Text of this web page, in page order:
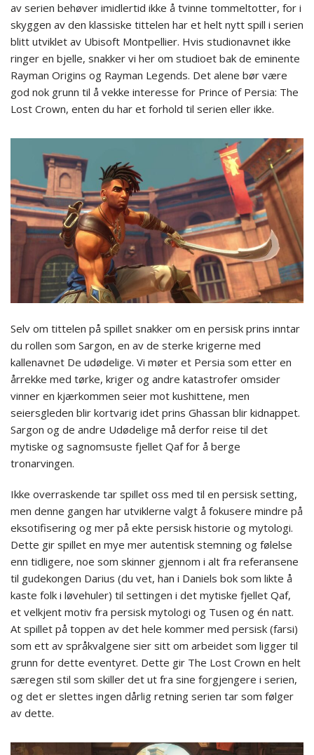
av serien behøver imidlertid ikke å tvinne tommeltotter, for i
skyggen av den klassiske tittelen har et helt nytt spill i serien
blitt utviklet av Ubisoft Montpellier. Hvis studionavnet ikke
ringer en bjelle, snakker vi her om studioet bak de eminente
Rayman Origins og Rayman Legends. Det alene bør være
god nok grunn til å vekke interesse for Prince of Persia: The
Lost Crown, enten du har et forhold til serien eller ikke.
Selv om tittelen på spillet snakker om en persisk prins inntar
du rollen som Sargon, en av de sterke krigerne med
kallenavnet De udødelige. Vi møter et Persia som etter en
årrekke med tørke, kriger og andre katastrofer omsider
vinner en kjærkommen seier mot kushittene, men
seiersgleden blir kortvarig idet prins Ghassan blir kidnappet.
Sargon og de andre Udødelige må derfor reise til det
mytiske og sagnomsuste fjellet Qaf for å berge
tronarvingen.
Ikke overraskende tar spillet oss med til en persisk setting,
men denne gangen har utviklerne valgt å fokusere mindre på
eksotifisering og mer på ekte persisk historie og mytologi.
Dette gir spillet en mye mer autentisk stemning og følelse
enn tidligere, noe som skinner gjennom i alt fra referansene
til gudekongen Darius (du vet, han i Daniels bok som likte å
kaste folk i løvehuler) til settingen i det mytiske fjellet Qaf,
et velkjent motiv fra persisk mytologi og Tusen og én natt.
At spillet på toppen av det hele kommer med persisk (farsi)
som ett av språkvalgene sier sitt om arbeidet som ligger til
grunn for dette eventyret. Dette gir The Lost Crown en helt
særegen stil som skiller det ut fra sine forgjengere i serien,
og det er slettes ingen dårlig retning serien tar som følger
av dette.